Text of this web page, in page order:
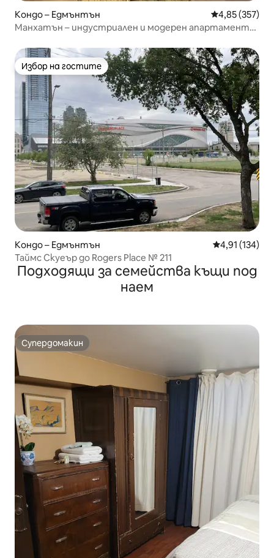
Кондо – Едмънтън Средна
4,85 (357)
Манхатън – индустриален и модерен апартамент
Избор на гостите
Избор на гостите
Кондо – Едмънтън Средна
4,91 (134)
Таймс Скуеър до Rogers Place № 211
Подходящи за семейства къщи под
наем
Супердомакин
Супердомакин